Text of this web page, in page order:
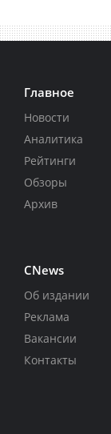
Главное
Новости
Аналитика
Рейтинги
Обзоры
Архив
CNews
Об издании
Реклама
Вакансии
Контакты